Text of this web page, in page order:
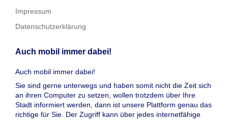
Impressum
Datenschutzerklärung
Auch mobil immer dabei!
Auch mobil immer dabei!
Sie sind gerne unterwegs und haben somit nicht die Zeit sich
an ihren Computer zu setzen, wollen trotzdem über Ihre
Stadt informiert werden, dann ist unsere Plattform genau das
richtige für Sie. Der Zugriff kann über jedes internetfähige